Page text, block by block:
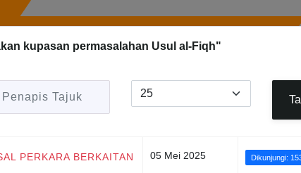
kupasan permasalahan Usul al-Fiqh"
Tajuk Papar #
PERKARA BERKAITAN
05 Mei 2025 Dikunjungi: